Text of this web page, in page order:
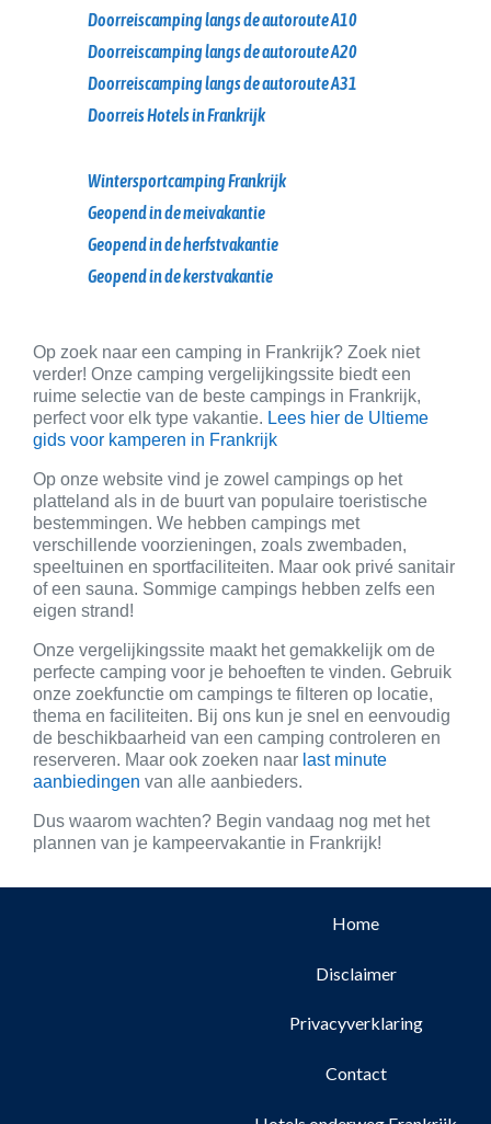
Doorreiscamping langs de autoroute A10
Doorreiscamping langs de autoroute A20
Doorreiscamping langs de autoroute A31
Doorreis Hotels in Frankrijk
Wintersportcamping Frankrijk
Geopend in de meivakantie
Geopend in de herfstvakantie
Geopend in de kerstvakantie
Op zoek naar een camping in Frankrijk? Zoek niet
verder! Onze camping vergelijkingssite biedt een
ruime selectie van de beste campings in Frankrijk,
perfect voor elk type vakantie. Lees hier de Ultieme
gids voor kamperen in Frankrijk
Op onze website vind je zowel campings op het
platteland als in de buurt van populaire toeristische
bestemmingen. We hebben campings met
verschillende voorzieningen, zoals zwembaden,
speeltuinen en sportfaciliteiten. Maar ook privé sanitair
of een sauna. Sommige campings hebben zelfs een
eigen strand!
Onze vergelijkingssite maakt het gemakkelijk om de
perfecte camping voor je behoeften te vinden. Gebruik
onze zoekfunctie om campings te filteren op locatie,
thema en faciliteiten. Bij ons kun je snel en eenvoudig
de beschikbaarheid van een camping controleren en
reserveren. Maar ook zoeken naar last minute
aanbiedingen van alle aanbieders.
Dus waarom wachten? Begin vandaag nog met het
plannen van je kampeervakantie in Frankrijk!
Home
Disclaimer
Privacyverklaring
Contact